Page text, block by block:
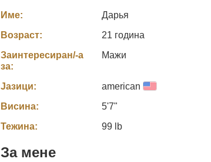
Име:
Дарья
Возраст:
21 година
Заинтересиран/-а
за:
Мажи
Јазици: american
Висина:
5'7"
Тежина:
99 lb
За мене